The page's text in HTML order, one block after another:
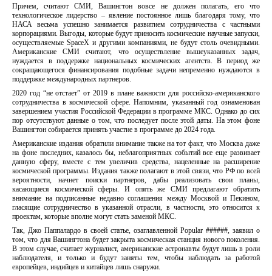
Причем, считают СМИ, Вашингтон вовсе не должен полагать, его что
технологическое лидерство – явление постоянное лишь благодаря тому, что
НАСА весьма успешно занимается развитием сотрудничества с частными
корпорациями. Выгоды, которые будут приносить космические научные запуски,
осуществляемые SpaceX и другими компаниями, не будут столь очевидными.
Американские СМИ считают, что осуществление вышеуказанных задач,
нуждается в поддержке национальных космических агентств. В период же
сокращающегося финансирования подобные задачи непременно нуждаются в
поддержке международных партнеров.
2020 год “не отстает” от 2019 в плане важности для российско-американского
сотрудничества в космической сфере. Напомним, указанный год ознаменован
завершением участия Российской Федерации в программе МКС. Однако до сих
пор отсутствуют данные о том, что последует после этой даты. На этом фоне
Вашингтон собирается принять участие в программе до 2024 года.
Американские издания обратили внимание также на тот факт, что Москва даже
на фоне последних, казалось бы, неблагоприятных событий все еще развивает
данную сферу, вместе с тем увеличив средства, нацеленные на расширение
космической программы. Издания также полагают в этой связи, что РФ по всей
вероятности, начнет поиски партнеров, дабы реализовать свои планы,
касающиеся космической сферы. И опять же СМИ предлагают обратить
внимание на подписанные недавно соглашения между Москвой и Пекином,
гласящие сотрудничество в указанной отрасли, в частности, это относится к
проектам, которые вполне могут стать заменой МКС.
Так, Джо Паппалардо в своей статье, озаглавленной Popular ######, заявил о
том, что для Вашингтона будет закрыта космическая станция нового поколения.
В этом случае, считает журналист, американские астронавты будут лишь в роли
наблюдателя, и только и будут заняты тем, чтобы наблюдать за работой
европейцев, индийцев и китайцев лишь снаружи.